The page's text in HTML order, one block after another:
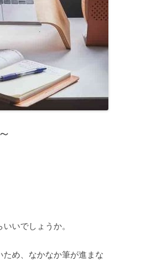
いでしょうか。
め、なかなか筆が進まな